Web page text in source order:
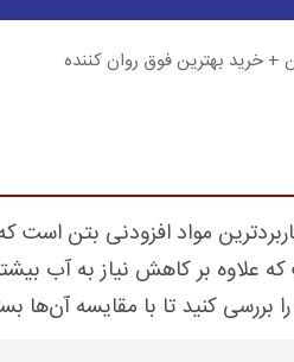
مواد افزودنی بتن است
که علاوه بر کاهش نیاز به آب
بررسی کنید تا با مقایسه آن‌ها